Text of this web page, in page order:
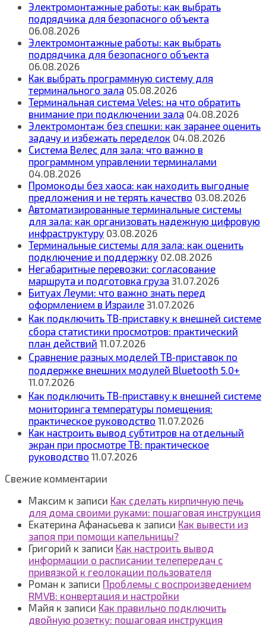
Электромонтажные работы: как выбрать
подрядчика для безопасного объекта
06.08.2026
Электромонтажные работы: как выбрать
подрядчика для безопасного объекта
06.08.2026
Как выбрать программную систему для
терминального зала 05.08.2026
Терминальная система Veles: на что обратить
внимание при подключении зала 04.08.2026
Электромонтаж без спешки: как заранее оценить
задачу и избежать переделок 04.08.2026
Система Велес для зала: что важно в
программном управлении терминалами
04.08.2026
Промокоды без хаоса: как находить выгодные
предложения и не терять качество 03.08.2026
Автоматизированные терминальные системы
для зала: как организовать надежную цифровую
инфраструктуру 03.08.2026
Терминальные системы для зала: как оценить
подключение и поддержку 02.08.2026
Негабаритные перевозки: согласование
маршрута и подготовка груза 31.07.2026
Битуах Леуми: что важно знать перед
оформлением в Израиле 31.07.2026
Как подключить ТВ‑приставку к внешней системе
сбора статистики просмотров: практический
план действий 11.07.2026
Сравнение разных моделей ТВ‑приставок по
поддержке внешних модулей Bluetooth 5.0+
11.07.2026
Как подключить ТВ‑приставку к внешней системе
мониторинга температуры помещения:
практическое руководство 11.07.2026
Как настроить вывод субтитров на отдельный
экран при просмотре ТВ: практическое
руководство 11.07.2026
Свежие комментарии
Максим к записи Как сделать кирпичную печь
для дома своими руками: пошаговая инструкция
Екатерина Афанасьева к записи Как вывести из
запоя при помощи капельницы?
Григорий к записи Как настроить вывод
информации о расписании телепередач с
привязкой к геолокации пользователя
Роман к записи Проблемы с воспроизведением
RMVB: конвертация и настройки
Майя к записи Как правильно подключить
двойную розетку: пошаговая инструкция